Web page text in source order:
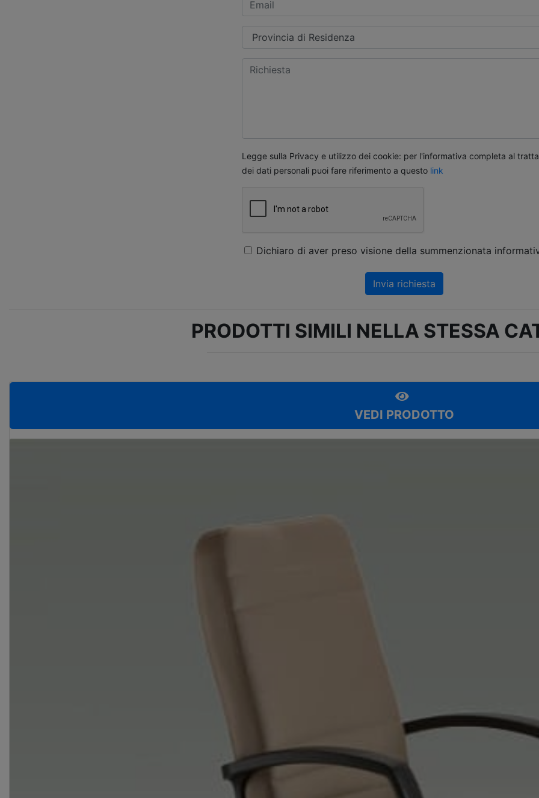
Legge sulla Privacy e utilizzo dei cookie: per l'informativa completa al
dei dati personali puoi fare riferimento a questo link
Dichiaro di aver preso visione della summenzionata
Invia richiesta
PRODOTTI SIMILI NELLA STESSA
VEDI PRODOTTO